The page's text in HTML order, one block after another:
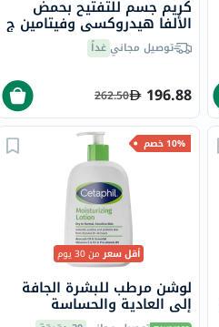
كريم جسم للتفتيح بحمض
الألفا هيدروكسي وفيتامين ج
سول دي جانيرو بوم ديا، 240
ملتوصيل مجانيغداً
196.88
262.50
10% خصم
أقل سعرمن 30 يوم
لوشن مرطب للبشرة الجافة
إلى العادية والحساسة
سيتافيل، 473 مل